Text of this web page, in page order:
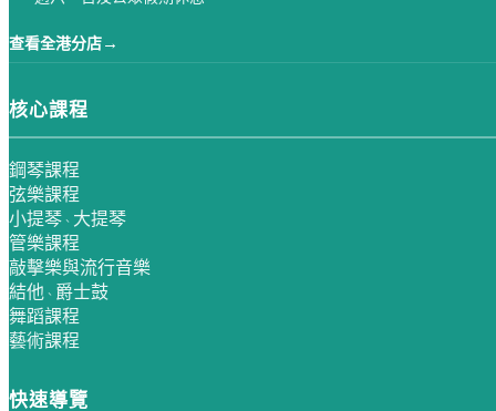
查看全港分店 →
核心課程
鋼琴課程
弦樂課程
小提琴 、 大提琴
管樂課程
敲擊樂與流行音樂
結他 、 爵士鼓
舞蹈課程
藝術課程
快速導覽